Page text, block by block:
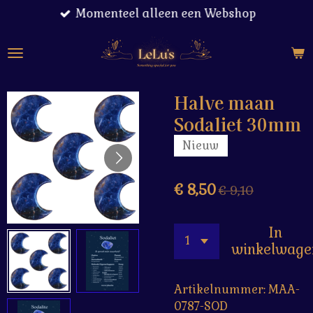
naar
Momenteel alleen een Webshop
Halve maan
Sodaliet 30mm
Nieuw
€ 8,50€ 9,10
In
Artikelnummer:MAA-
0787-SOD